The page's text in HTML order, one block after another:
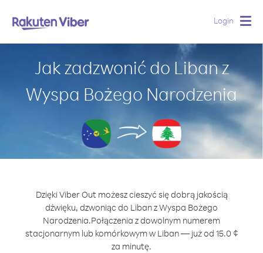
Login
Jak zadzwonić do Liban z
Wyspa Bożego Narodzenia
Dzięki Viber Out możesz cieszyć się dobrą jakością
dźwięku, dzwoniąc do Liban z Wyspa Bożego
Narodzenia.Połączenia z dowolnym numerem
stacjonarnym lub komórkowym w Liban — już od 15.0 ¢
za minutę.